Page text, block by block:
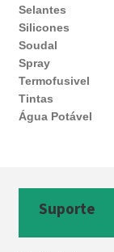
Selantes
Silicones
Soudal
Spray
Termofusivel
Tintas
Água Potável
Suporte